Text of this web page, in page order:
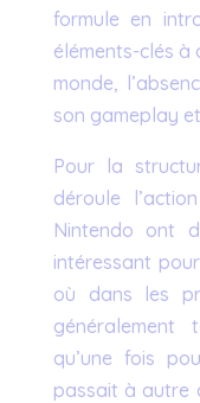
formule en
éléments-clés à
monde,
son gameplay
Pour la
déroule
Nintendo ont
intéressant
où dans les
qu’une fois
passait à autre